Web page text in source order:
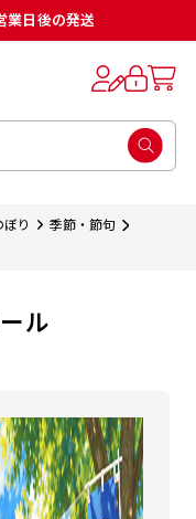
業日後の発送
り
季節・節句
ル